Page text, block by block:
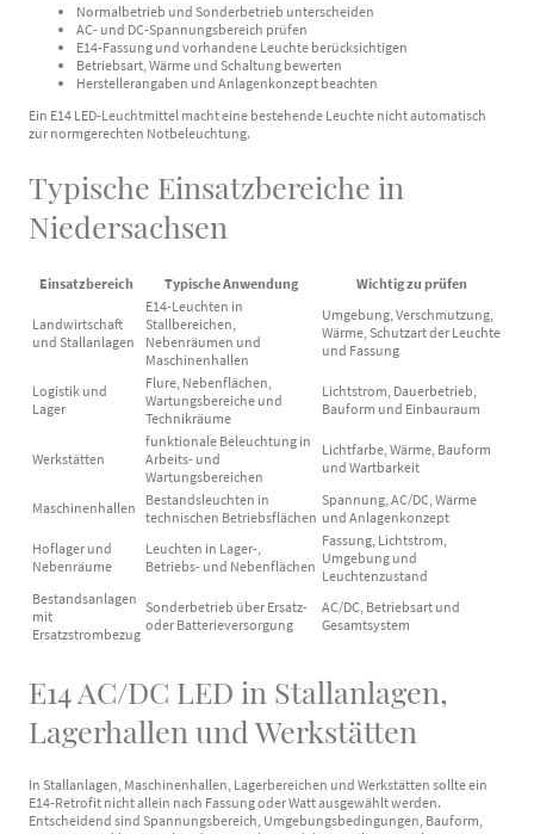
Normalbetrieb und Sonderbetrieb unterscheiden
AC- und DC-Spannungsbereich prüfen
E14-Fassung und vorhandene Leuchte berücksichtigen
Betriebsart, Wärme und Schaltung bewerten
Herstellerangaben und Anlagenkonzept beachten
Ein E14 LED-Leuchtmittel macht eine bestehende Leuchte nicht automatisch
zur normgerechten Notbeleuchtung.
Typische Einsatzbereiche in
Niedersachsen
Einsatzbereich Typische Anwendung Wichtig zu prüfen
Landwirtschaft
und Stallanlagen
E14-Leuchten in
Stallbereichen,
Nebenräumen und
Maschinenhallen
Umgebung, Verschmutzung,
Wärme, Schutzart der Leuchte
und Fassung
Logistik und
Lager
Flure, Nebenflächen,
Wartungsbereiche und
Technikräume
Lichtstrom, Dauerbetrieb,
Bauform und Einbauraum
Werkstätten
funktionale Beleuchtung in
Arbeits- und
Wartungsbereichen
Lichtfarbe, Wärme, Bauform
und Wartbarkeit
Maschinenhallen
Bestandsleuchten in
technischen Betriebsflächen
Spannung, AC/DC, Wärme
und Anlagenkonzept
Hoflager und
Nebenräume
Leuchten in Lager-,
Betriebs- und Nebenflächen
Fassung, Lichtstrom,
Umgebung und
Leuchtenzustand
Bestandsanlagen
mit
Ersatzstrombezug
Sonderbetrieb über Ersatz-
oder Batterieversorgung
AC/DC, Betriebsart und
Gesamtsystem
E14 AC/DC LED in Stallanlagen,
Lagerhallen und Werkstätten
In Stallanlagen, Maschinenhallen, Lagerbereichen und Werkstätten sollte ein
E14-Retrofit nicht allein nach Fassung oder Watt ausgewählt werden.
Entscheidend sind Spannungsbereich, Umgebungsbedingungen, Bauform,